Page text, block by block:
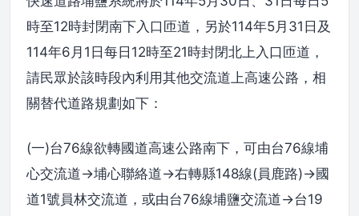
時至12時封閉南下入口匝道，另於114年5月31日及
114年6月1日每日12時至21時封閉北上入口匝道，
請民眾於該時段內利用其他交流道上高速公路，相
關替代道路規劃如下：
(一)台76線欲轉國道高速公路南下，可由台76線埔
心交流道→埔心聯絡道→右轉縣148線(員鹿路)→國
道1號員林交流道，或由台76線埔鹽交流道→台19